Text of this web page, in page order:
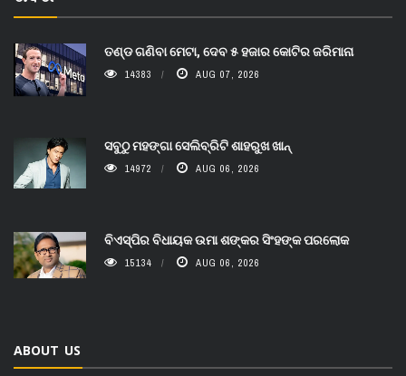
ତଣ୍ଡ ଗଣିବା ମେଟା, ଦେବ ୫ ହଜାର କୋଟିର ଜରିମାନା
14383 AUG 07, 2026
ସବୁଠୁ ମହଙ୍ଗା ସେଲିବ୍ରିଟି ଶାହରୁଖ ଖାନ୍
14972 AUG 06, 2026
ବିଏସ୍‌ପିର ବିଧାୟକ ଉମା ଶଙ୍କର ସିଂହଙ୍କ ପରଲୋକ
15134 AUG 06, 2026
ABOUT US